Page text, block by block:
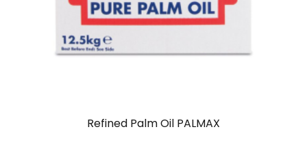
Refined Palm Oil PALMAX